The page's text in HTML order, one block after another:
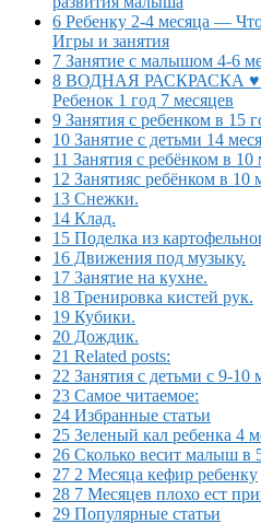
6 Ребенку 2-4 месяца —
Игры и занятия
7 Занятие с малышом 4-6
8 ВОДНАЯ РАСКРАСКА ♥
Ребенок 1 год 7 месяцев
9 Занятия с ребенком в 15
10 Занятие с детьми 14
11 Занятия с ребёнком в 10
12 Занятияс ребёнком в 10
13 Снежки.
14 Клад.
15 Поделка из
16 Движения под музыку.
17 Занятие на кухне.
18 Тренировка кистей рук.
19 Кубики.
20 Дождик.
21 Related posts:
22 Занятия с детьми с 9-
23 Самое читаемое:
24 Избранные статьи
25 Зеленый кал ребенка 4
26 Сколько весит малыш в
27 2 Месяца кефир ребенку
28 7 Месяцев плохо ест
29 Популярные статьи